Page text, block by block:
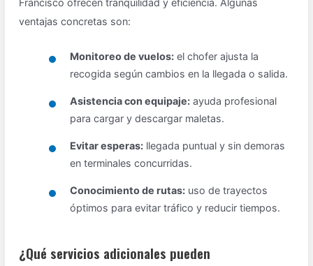
ventajas concretas son:
Monitoreo de vuelos: el chofer ajusta la
recogida según cambios en la llegada o salida.
Asistencia con equipaje: ayuda profesional
para cargar y descargar maletas.
Evitar esperas: llegada puntual y sin demoras
en terminales concurridas.
Conocimiento de rutas: uso de trayectos
óptimos para evitar tráfico y reducir tiempos.
¿Qué servicios adicionales pueden